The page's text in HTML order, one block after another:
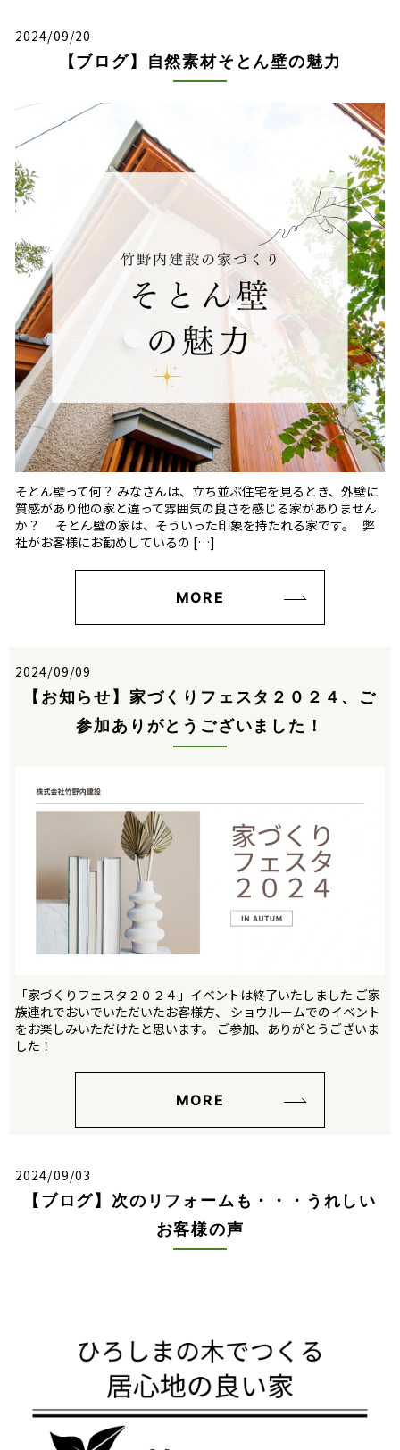
2024/09/20
【ブログ】自然素材そとん壁の魅力
そとん壁って何？ みなさんは、立ち並ぶ住宅を見るとき、外壁に
質感があり他の家と違って雰囲気の良さを感じる家がありません
か？ そとん壁の家は、そういった印象を持たれる家です。 弊
社がお客様にお勧めしているの […]
MORE
2024/09/09
【お知らせ】家づくりフェスタ２０２４、ご
参加ありがとうございました！
「家づくりフェスタ２０２４」イベントは終了いたしました ご家
族連れでおいでいただいたお客様方、 ショウルームでのイベント
をお楽しみいただけたと思います。 ご参加、ありがとうございま
した！
MORE
2024/09/03
【ブログ】次のリフォームも・・・うれしい
お客様の声